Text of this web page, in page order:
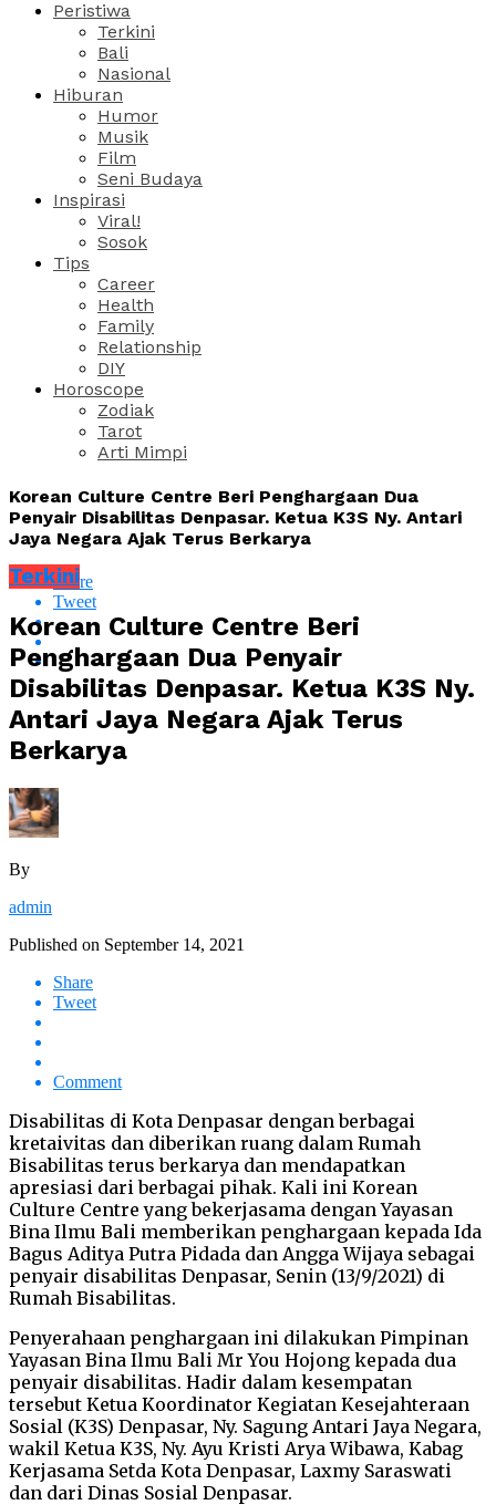
Peristiwa
Terkini
Bali
Nasional
Hiburan
Humor
Musik
Film
Seni Budaya
Inspirasi
Viral!
Sosok
Tips
Career
Health
Family
Relationship
DIY
Horoscope
Zodiak
Tarot
Arti Mimpi
Korean Culture Centre Beri Penghargaan Dua
Penyair Disabilitas Denpasar. Ketua K3S Ny. Antari
Jaya Negara Ajak Terus Berkarya
Share
Tweet
Terkini
Korean Culture Centre Beri
Penghargaan Dua Penyair
Disabilitas Denpasar. Ketua K3S Ny.
Antari Jaya Negara Ajak Terus
Berkarya
By
admin
Published on September 14, 2021
Share
Tweet
Comment
Disabilitas di Kota Denpasar dengan berbagai
kretaivitas dan diberikan ruang dalam Rumah
Bisabilitas terus berkarya dan mendapatkan
apresiasi dari berbagai pihak. Kali ini Korean
Culture Centre yang bekerjasama dengan Yayasan
Bina Ilmu Bali memberikan penghargaan kepada Ida
Bagus Aditya Putra Pidada dan Angga Wijaya sebagai
penyair disabilitas Denpasar, Senin (13/9/2021) di
Rumah Bisabilitas.
Penyerahaan penghargaan ini dilakukan Pimpinan
Yayasan Bina Ilmu Bali Mr You Hojong kepada dua
penyair disabilitas. Hadir dalam kesempatan
tersebut Ketua Koordinator Kegiatan Kesejahteraan
Sosial (K3S) Denpasar, Ny. Sagung Antari Jaya Negara,
wakil Ketua K3S, Ny. Ayu Kristi Arya Wibawa, Kabag
Kerjasama Setda Kota Denpasar, Laxmy Saraswati
dan dari Dinas Sosial Denpasar.